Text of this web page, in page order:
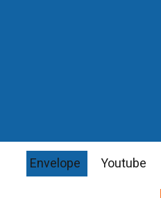
Envelope Youtube